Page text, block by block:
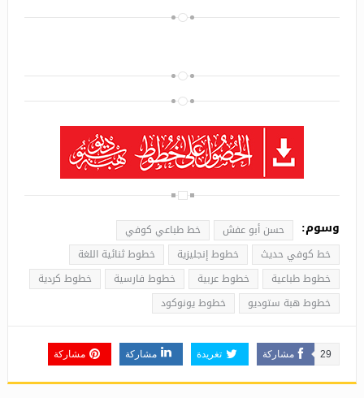
وسوم: حسن أبو عفش
خط طباعي كوفي
خط كوفي حديث
خطوط إنجليزية
خطوط ثنائية اللغة
خطوط طباعية
خطوط عربية خطوط فارسية
خطوط كردية
خطوط هبة ستوديو
خطوط يونوكود
مشاركة 29 تغريدة مشاركة مشاركة